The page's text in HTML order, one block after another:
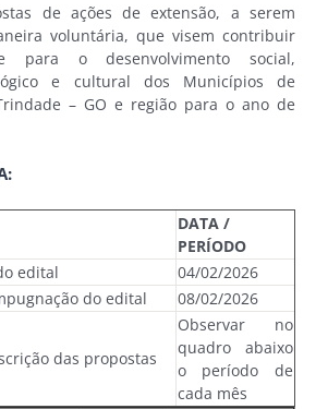
de ações de extensão, a serem
voluntária, que visem contribuir
para o desenvolvimento social,
e cultural dos Municípios de
– GO e região para o ano de
DATA /
PERÍODO
edital
04/02/2026
do edital
08/02/2026
das propostas
Observar no
quadro abaixo
o período de
cada mês